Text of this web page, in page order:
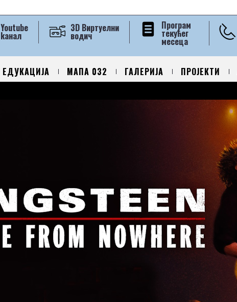
Програм
текућег
месеца
3D Виртуелни
водич
Youtube
kанал
ЕДУКАЦИЈА МАПА 032 ГАЛЕРИЈА ПРОЈЕКТИ